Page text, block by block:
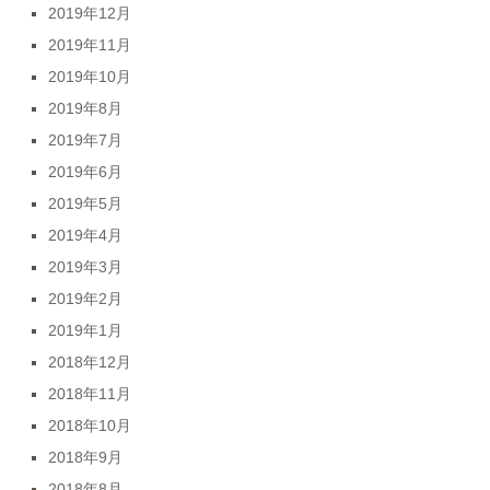
2019年12月
2019年11月
2019年10月
2019年8月
2019年7月
2019年6月
2019年5月
2019年4月
2019年3月
2019年2月
2019年1月
2018年12月
2018年11月
2018年10月
2018年9月